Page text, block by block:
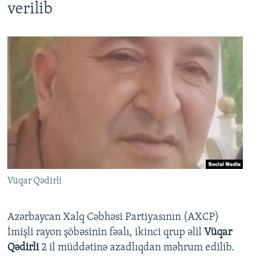
verilib
Vüqar Qədirli
Azərbaycan Xalq Cəbhəsi Partiyasının (AXCP)
İmişli rayon şöbəsinin fəalı, ikinci qrup əlil Vüqar
Qədirli2 il müddətinə azadlıqdan məhrum edilib.